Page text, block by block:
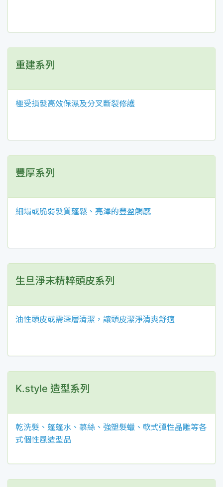
重建系列
極受損髮高效保濕及分叉斷裂修護
豐厚系列
細塌或脆弱髮質蓬鬆、亮澤的豐盈觸感
生旦淨末精粹頭皮系列
油性頭皮或需深層清潔，讓頭皮潔淨清爽舒適
K.style 造型系列
乾洗髮、蓬蓬水、慕絲、強塑髮蠟、軟式彈性晶雕等各
式個性風造型品